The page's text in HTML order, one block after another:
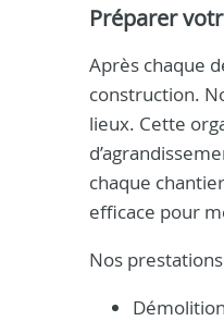
Préparer
Après chaque
construction.
lieux. Cette
chaque
efficace pour
Nos